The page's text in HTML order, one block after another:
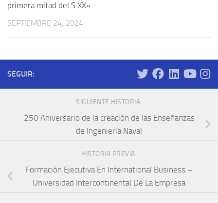
primera mitad del S.XX»
SEPTIEMBRE 24, 2024
SEGUIR:
SIGUIENTE HISTORIA
250 Aniversario de la creación de las Enseñanzas
de Ingeniería Naval
HISTORIA PREVIA
Formación Ejecutiva En International Business –
Universidad Intercontinental De La Empresa